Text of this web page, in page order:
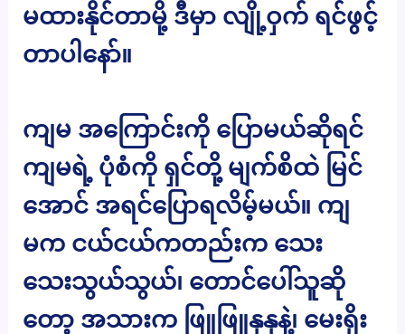
မထားနိုင်တာမို့ ဒီမှာ လျို့ဝှက် ရင်ဖွင့်
တာပါနော်။
ကျမ အကြောင်းကို ပြောမယ်ဆိုရင်
ကျမရဲ့ ပုံစံကို ရှင်တို့ မျက်စိထဲ မြင်
အောင် အရင်ပြောရလိမ့်မယ်။ ကျ
မက ငယ်ငယ်ကတည်းက သေး
သေးသွယ်သွယ်၊ တောင်ပေါ်သူဆို
တော့ အသားက ဖြူဖြူနုနုနဲ့၊ မေးရိုး